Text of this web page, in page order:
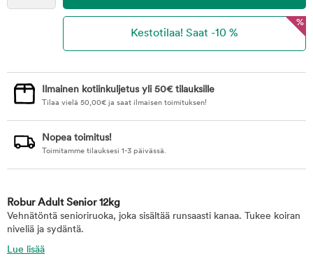
%
Ilmainen kotiinkuljetus yli 50€ tilauksille
Tilaa vielä 50,00€ ja saat ilmaisen toimituksen!
Nopea toimitus!
Toimitamme tilauksesi 1-3 päivässä.
Robur Adult Senior 12kg
Vehnätöntä senioriruoka, joka sisältää runsaasti kanaa. Tukee koiran
niveliä ja sydäntä.
Lue lisää